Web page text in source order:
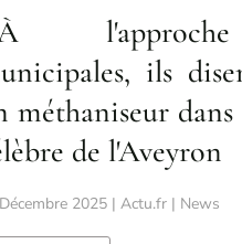
ils
méthaniseur
de l'Aveyron
2025 | Actu.fr | News